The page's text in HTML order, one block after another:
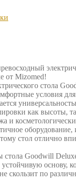
от Mizomed!
стола
условия
как высоты,
и
стол отлично
стола Goodwill
основу,
скользит по